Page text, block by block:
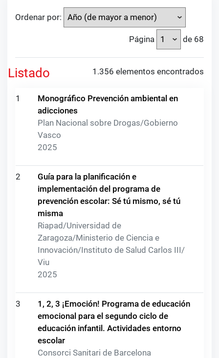
Ordenar por:
Página de 68
1.356 elementos encontrados
Listado
1
Monográfico Prevención ambiental en
adicciones
Plan Nacional sobre Drogas/Gobierno
Vasco
2025
2
Guía para la planificación e
implementación del programa de
prevención escolar: Sé tú mismo, sé tú
misma
Riapad/Universidad de
Zaragoza/Ministerio de Ciencia e
Innovación/Instituto de Salud Carlos III/
Viu
2025
3
1, 2, 3 ¡Emoción! Programa de educación
emocional para el segundo ciclo de
educación infantil. Actividades entorno
escolar
Consorci Sanitari de Barcelona